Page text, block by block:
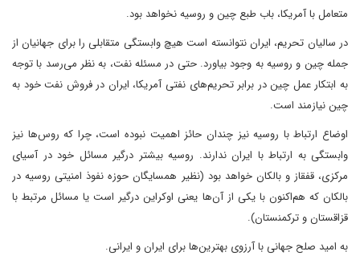
متعامل با آمریکا، باب طبع چین و روسیه نخواهد بود.
در سالیان تحریم، ایران نتوانسته است هیچ وابستگی متقابلی را برای جهانیان از
جمله چین و روسیه به وجود بیاورد. حتی در مسئله نفت، به نظر می‌رسد با توجه
به ابتکار عمل چین در برابر تحریم‌های نفتی آمریکا، ایران در فروش نفت خود به
چین نیازمند است.
اوضاع ارتباط با روسیه نیز چندان حائز اهمیت نبوده است، چرا که روس‌ها نیز
وابستگی به ارتباط با ایران ندارند. روسیه بیشتر درگیر مسائل خود در آسیای
مرکزی، قفقاز و بالکان خواهد بود (نظیر همسایگان حوزه نفوذ امنیتی روسیه در
بالکان که هم‌اکنون با یکی از آن‌ها یعنی اوکراین درگیر است یا مسائل مرتبط با
قزاقستان و ترکمنستان).
به امید صلح جهانی با آرزوی بهترین‌ها برای ایران و ایرانی.